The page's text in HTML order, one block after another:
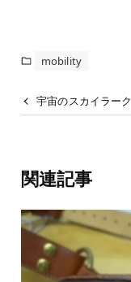
mobility
宇宙のスカイラーク
関連記事